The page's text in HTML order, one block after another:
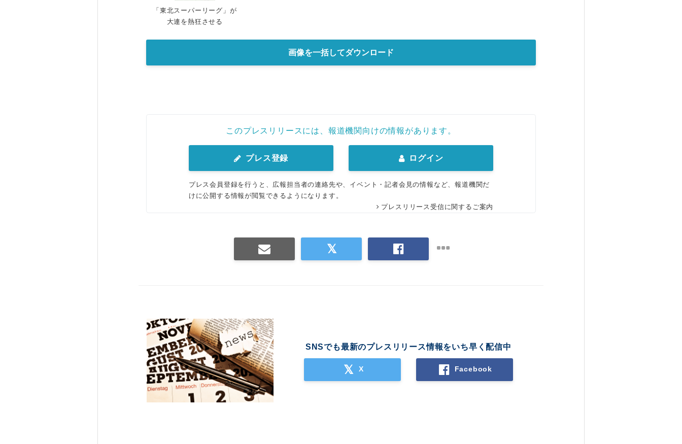
「東北スーパーリーグ」が
大連を熱狂させる
画像を一括してダウンロード
このプレスリリースには、報道機関向けの情報があります。
プレス登録 ログイン
プレス会員登録を行うと、広報担当者の連絡先や、イベント・記者会見の情報など、報道機関だ
けに公開する情報が閲覧できるようになります。
プレスリリース受信に関するご案内
SNSでも最新のプレスリリース情報をいち早く配信中
X Facebook